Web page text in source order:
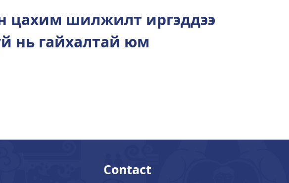
цахим шилжилт иргэддээ
нь гайхалтай юм
Contact